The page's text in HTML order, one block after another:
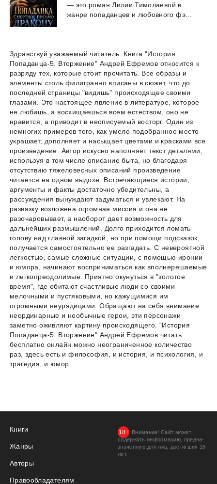
— это роман Лилии Тимолаевой в
жанре попаданцев и любовного фэ...
Здравствуй уважаемый читатель. Книга "История
Попаданца-5. Вторжение" Андрей Ефремов относится к
разряду тех, которые стоит прочитать. Все образы и
элементы столь филигранно вписаны в сюжет, что до
последней страницы "видишь" происходящее своими
глазами. Это настоящее явление в литературе, которое
не любишь, а восхищаешься всем естеством, оно не
нравится, а приводит в неописуемый восторг. Один из
немногих примеров того, как умело подобранное место
украшает, дополняет и насыщает цветами и красками все
произведение. Автор искусно наполняет текст деталями,
используя в том числе описание быта, но благодаря
отсутствию тяжеловесных описаний произведение
читается на одном выдохе. Встречающиеся истории,
аргументы и факты достаточно убедительны, а
рассуждения вынуждают задуматься и увлекают. На
развязку возложена огромная миссия и она не
разочаровывает, а наоборот дает возможность для
дальнейших размышлений. Долго приходится ломать
голову над главной загадкой, но при помощи подсказок,
получается самостоятельно ее разгадать. С невероятной
легкостью, самые сложные ситуации, с помощью иронии
и юмора, начинают восприниматься как вполнерешаемые
и легкопреодолимые. Приятно окунуться в "золотое
время", где обитают счастливые люди со своими
мелочными и пустяковыми, но кажущимися им
огромными неурядицами. Обращают на себя внимание
неординарные и необычные герои, эти персонажи
заметно оживляют картину происходящего. "История
Попаданца-5. Вторжение" Андрей Ефремов читать
бесплатно онлайн можно неограниченное количество
раз, здесь есть и философия, и история, и психология, и
трагедия, и юмор…
Книги
Жанры
Авторы
Правообладателям
Внимание! Сайт может
содержать информацию, предна­
значенную для лиц, дости­гших 18
лет.